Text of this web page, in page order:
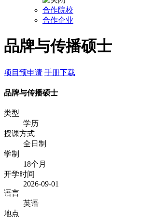
合作院校
合作企业
品牌与传播硕士
项目预申请 手册下载
品牌与传播硕士
类型
学历
授课方式
全日制
学制
18个月
开学时间
2026-09-01
语言
英语
地点